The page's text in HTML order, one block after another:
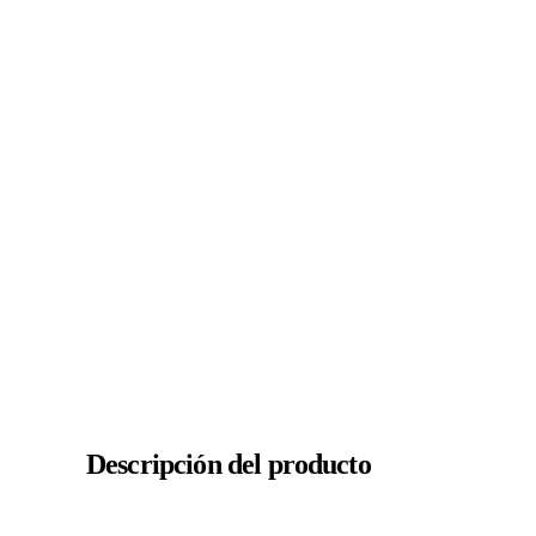
Descripción del producto